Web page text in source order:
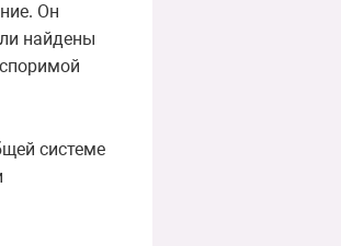
Он
найдены
системе